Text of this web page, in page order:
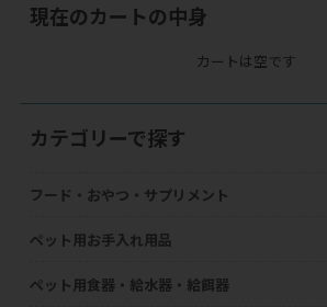
現在のカートの中身
カートは空です
カテゴリーで探す
フード・おやつ・サプリメント
ペット用お手入れ用品
ペット用食器・給水器・給餌器